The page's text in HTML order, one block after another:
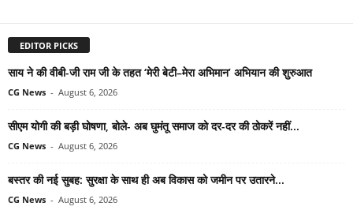
EDITOR PICKS
साय ने की वीबी-जी राम जी के तहत ‘मेरी बेटी–मेरा अभिमान’ अभियान की शुरुआत
CG News - August 6, 2026
सीएम योगी की बड़ी घोषणा, बोले- अब घुमंतू समाज को दर-दर की ठोकरें नहीं...
CG News - August 6, 2026
बस्तर की नई सुबह: सुरक्षा के साथ ही अब विकास को जमीन पर उतारने...
CG News - August 6, 2026